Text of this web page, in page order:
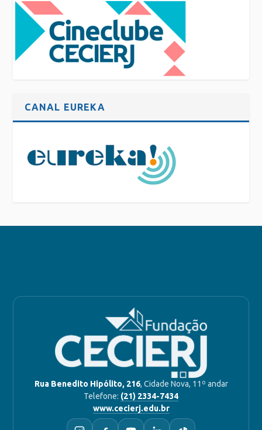
CANAL EUREKA
Rua Benedito Hipólito, 216, Cidade Nova, 11º andar
Telefone: (21) 2334-7434
www.cecierj.edu.br